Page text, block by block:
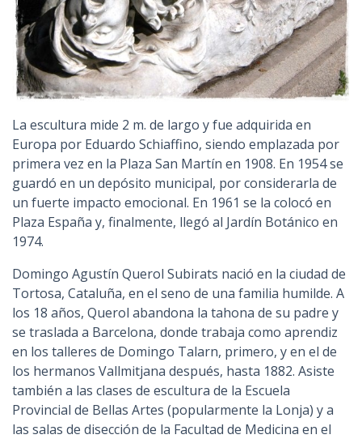
La escultura mide 2 m. de largo y fue adquirida en
Europa por Eduardo Schiaffino, siendo emplazada por
primera vez en la Plaza San Martín en 1908. En 1954 se
guardó en un depósito municipal, por considerarla de
un fuerte impacto emocional. En 1961 se la colocó en
Plaza España y, finalmente, llegó al Jardín Botánico en
1974.
Domingo Agustín Querol Subirats nació en la ciudad de
Tortosa, Cataluña, en el seno de una familia humilde. A
los 18 años, Querol abandona la tahona de su padre y
se traslada a Barcelona, donde trabaja como aprendiz
en los talleres de Domingo Talarn, primero, y en el de
los hermanos Vallmitjana después, hasta 1882. Asiste
también a las clases de escultura de la Escuela
Provincial de Bellas Artes (popularmente la Lonja) y a
las salas de disección de la Facultad de Medicina en el